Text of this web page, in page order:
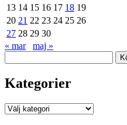
13 14 15 16 17 18 19
20 21 22 23 24 25 26
27 28 29 30
« mar
maj »
Kategorier
Kategorier